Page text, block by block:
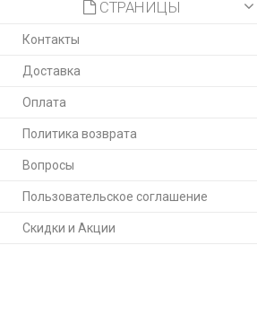
СТРАНИЦЫ
Контакты
Доставка
Оплата
Политика возврата
Вопросы
Пользовательское соглашение
Скидки и Акции